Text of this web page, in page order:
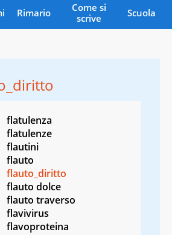
Rimario
Come si
scrive
Scuola
flatulenza
flatulenze
flautini
flauto
flauto_diritto
flauto dolce
flauto traverso
flavivirus
flavoproteina